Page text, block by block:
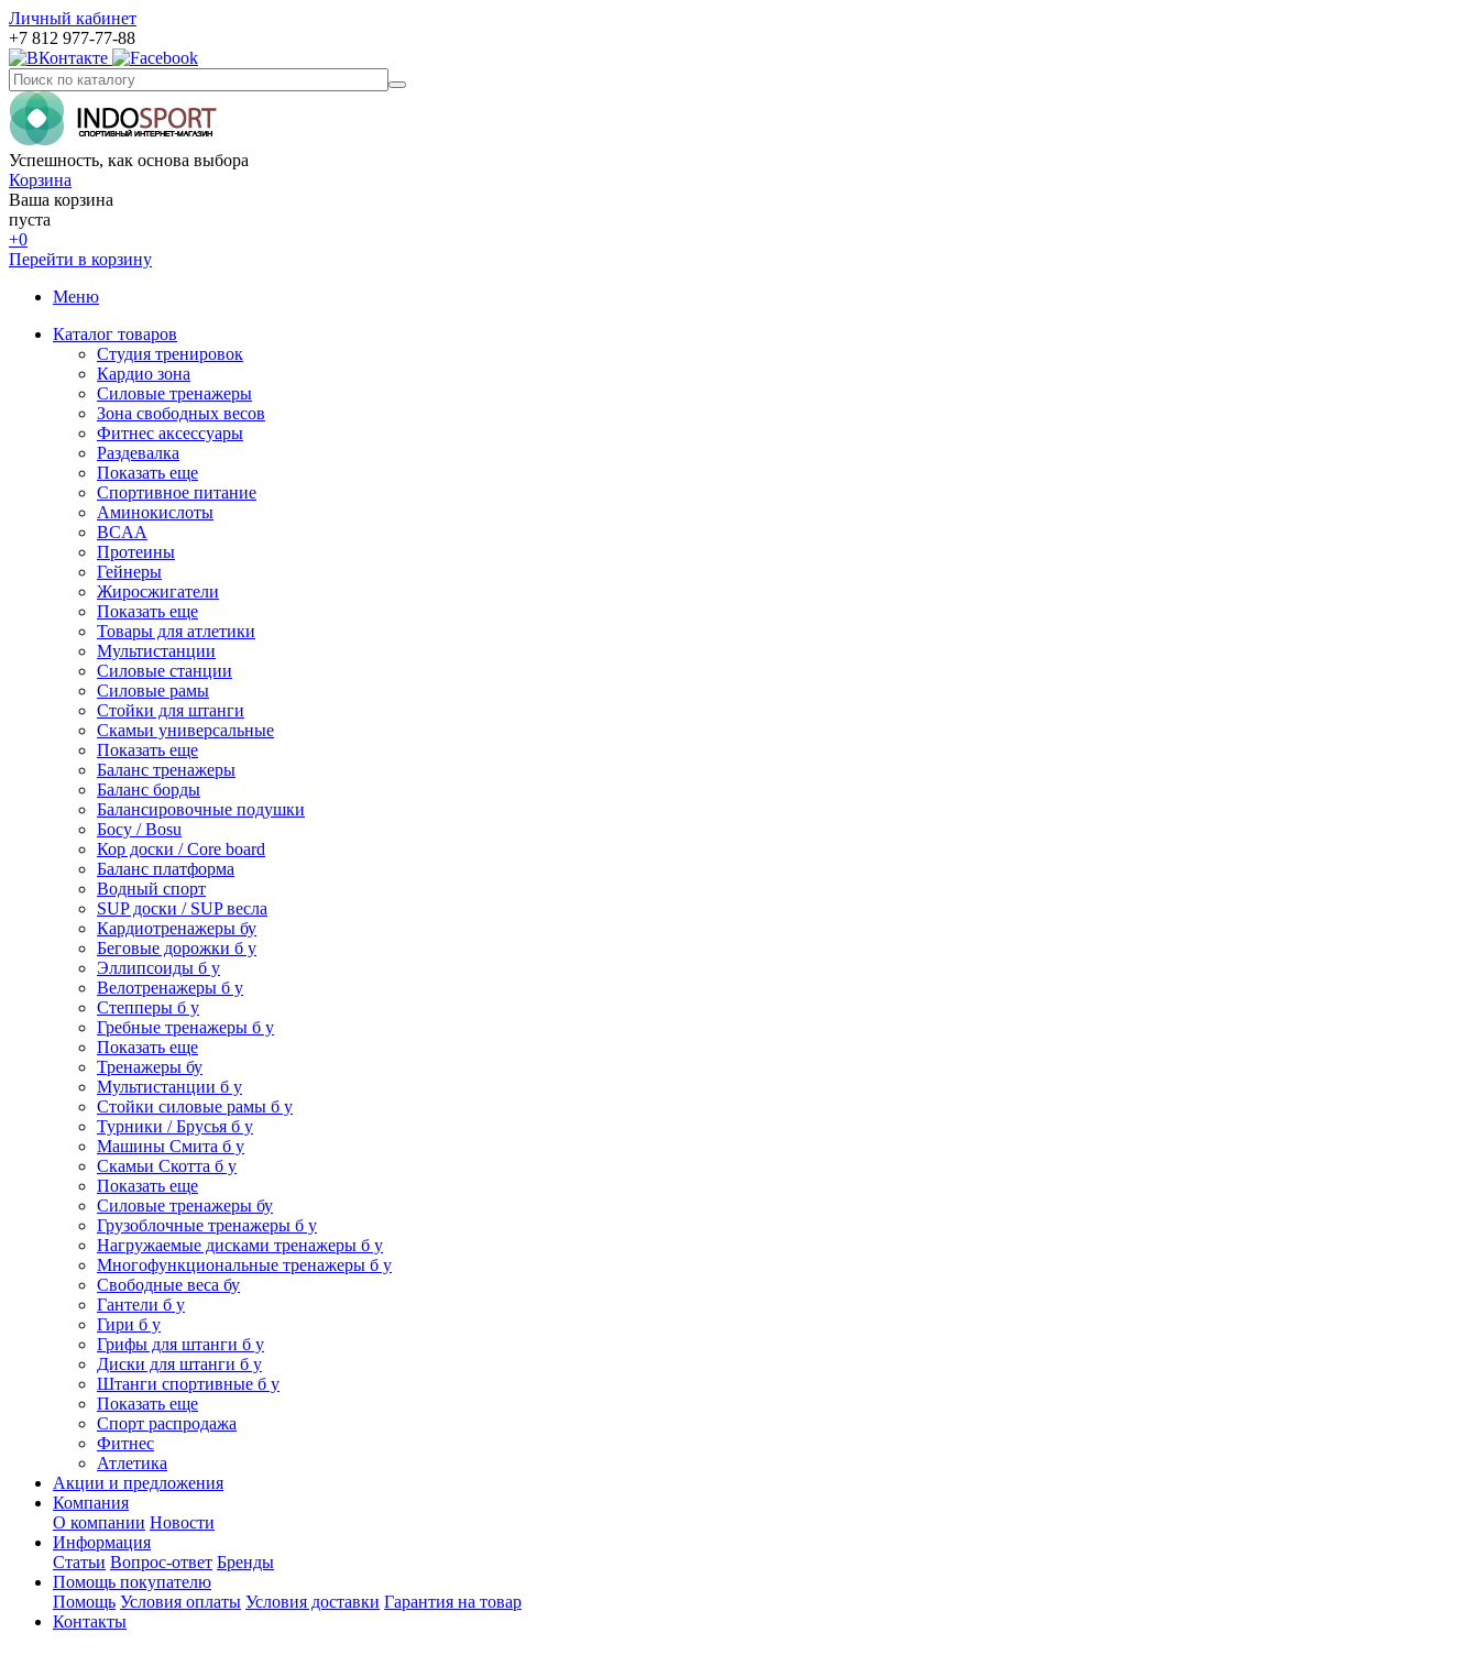
Личный кабинет
+7 812 977-77-88
Успешность, как основа выбора
Корзина
Ваша корзина
пуста
+0
Перейти в корзину
Меню
Каталог товаров
Студия тренировок
Кардио зона
Силовые тренажеры
Зона свободных весов
Фитнес аксессуары
Раздевалка
Показать еще
Спортивное питание
Аминокислоты
BCAA
Протеины
Гейнеры
Жиросжигатели
Показать еще
Товары для атлетики
Мультистанции
Силовые станции
Силовые рамы
Стойки для штанги
Скамьи универсальные
Показать еще
Баланс тренажеры
Баланс борды
Балансировочные подушки
Босу / Bosu
Кор доски / Core board
Баланс платформа
Водный спорт
SUP доски / SUP весла
Кардиотренажеры бу
Беговые дорожки б у
Эллипсоиды б у
Велотренажеры б у
Степперы б у
Гребные тренажеры б у
Показать еще
Тренажеры бу
Мультистанции б у
Стойки силовые рамы б у
Турники / Брусья б у
Машины Смита б у
Скамьи Скотта б у
Показать еще
Силовые тренажеры бу
Грузоблочные тренажеры б у
Нагружаемые дисками тренажеры б у
Многофункциональные тренажеры б у
Свободные веса бу
Гантели б у
Гири б у
Грифы для штанги б у
Диски для штанги б у
Штанги спортивные б у
Показать еще
Спорт распродажа
Фитнес
Атлетика
Акции и предложения
Компания
О компании Новости
Информация
Статьи Вопрос-ответ Бренды
Помощь покупателю
Помощь Условия оплаты Условия доставки Гарантия на товар
Контакты